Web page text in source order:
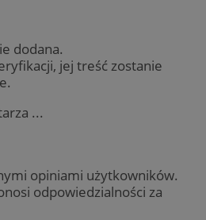
dodana.
jej treść zostanie
...
opiniami użytkowników.
odpowiedzialności za